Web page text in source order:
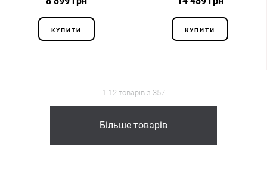
КУПИТИ КУПИТИ
1-12 товарів з 357
Більше товарів